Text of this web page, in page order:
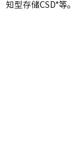
知型存储CSD*等。